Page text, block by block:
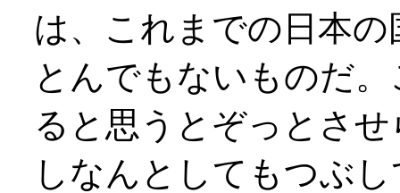
は、これまでの日本
とんでもないものだ
ると思うとぞっとさ
しなんとしてもつぶ